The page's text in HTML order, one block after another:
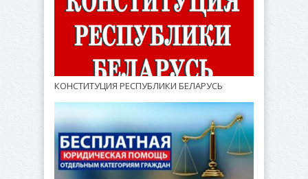
КОНСТИТУЦИЯ РЕСПУБЛИКИ БЕЛАРУСЬ